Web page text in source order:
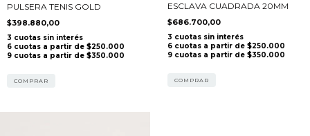
PULSERA TENIS GOLD
$398.880,00
COMPRAR
ESCLAVA CUADRADA 20MM
$686.700,00
COMPRAR